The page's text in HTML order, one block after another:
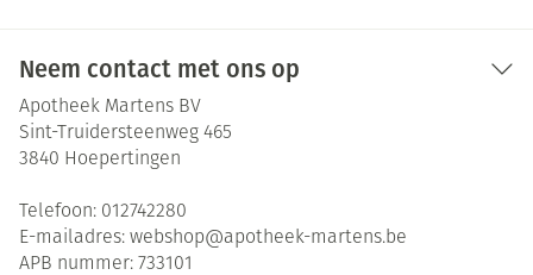
Neem contact met ons op
Apotheek Martens BV
Sint-Truidersteenweg 465
3840 Hoepertingen
Telefoon: 012742280
E-mailadres: webshop@apotheek-martens.be
APB nummer: 733101